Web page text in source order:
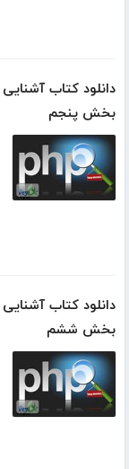
بخش پنجم
بخش ششم